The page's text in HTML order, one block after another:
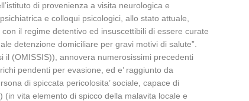
di provenienza a visita neurologica e
e colloqui psicologici, allo stato attuale,
il regime detentivo ed insuscettibili di essere curate
detenzione domiciliare per gravi motivi di salute”.
il (OMISSIS)), annovera numerosissimi precedenti
pendenti per evasione, ed e’ raggiunto da
di spiccata pericolosita’ sociale, capace di
vita elemento di spicco della malavita locale e